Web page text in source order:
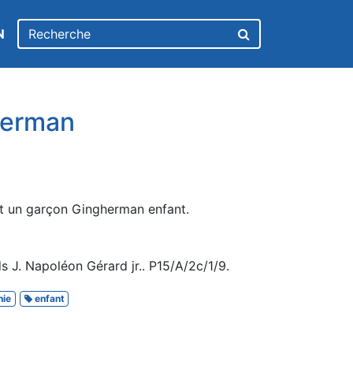
un garçon Gingherman enfant.
J. Napoléon Gérard jr.. P15/A/2c/1/9.
enfant